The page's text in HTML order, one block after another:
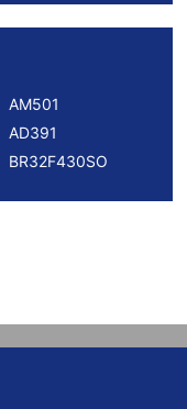
AM501
AD391
BR32F430SO